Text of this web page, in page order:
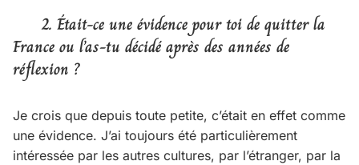
2. Était-ce une évidence pour toi de quitter la
France ou l’as-tu décidé après des années de
réflexion ?
Je crois que depuis toute petite, c’était en effet comme
une évidence. J’ai toujours été particulièrement
intéressée par les autres cultures, par l’étranger, par la